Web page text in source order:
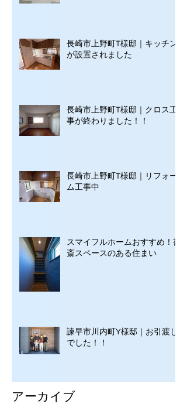
長崎市上野町T様邸｜キッチン
が設置されました
長崎市上野町T様邸｜クロス工
事が終わりました！！
長崎市上野町T様邸｜リフォー
ム工事中
スマイフルホームおすすめ！書
斎スペースのある住まい
諫早市川内町Y様邸｜お引渡し
でした！！
アーカイブ